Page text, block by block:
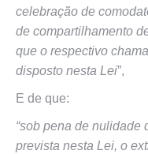
celebração de
de compartilhamento
que o respectivo
disposto nesta Lei”,
E de que:
“sob pena de nulidade
prevista nesta Lei, o